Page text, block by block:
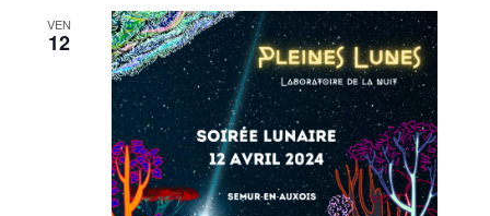
VEN
12